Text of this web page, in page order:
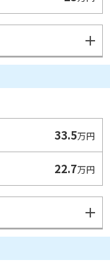
33.5万円
22.7万円